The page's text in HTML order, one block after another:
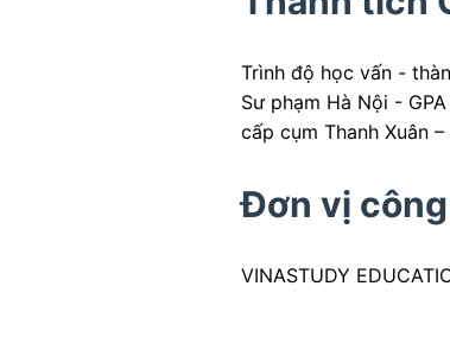
Trình độ học vấn -
Sư phạm Hà Nội -
cấp cụm Thanh Xuân
Đơn vị
VINASTUDY